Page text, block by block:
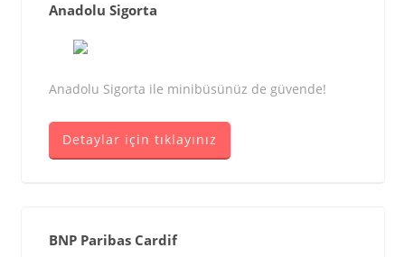
Anadolu Sigorta
Anadolu Sigorta ile minibüsünüz de güvende!
Detaylar için tıklayınız
BNP Paribas Cardif